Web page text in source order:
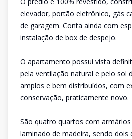
elevador, portão eletrônico, gás
de garagem. Conta ainda com
instalação de box de despejo.
O apartamento possui vista
pela ventilação natural e pelo sol
amplos e bem distribuídos, com
conservação, praticamente novo.
São quatro quartos com
laminado de madeira, sendo dois